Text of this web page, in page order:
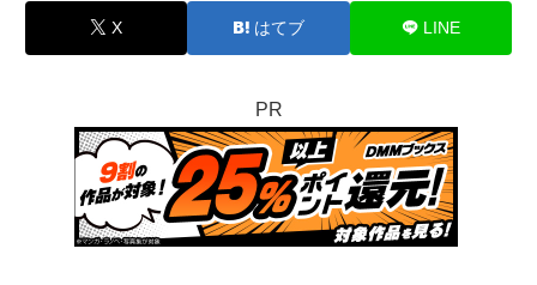
X はてブ LINE
PR